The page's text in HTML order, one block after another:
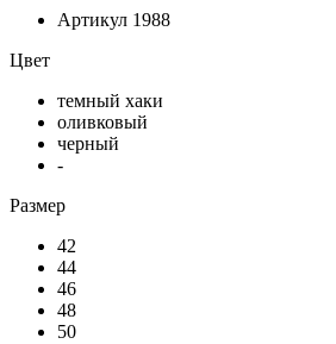
Артикул 1988
Цвет
темный хаки
оливковый
черный
-
Размер
42
44
46
48
50